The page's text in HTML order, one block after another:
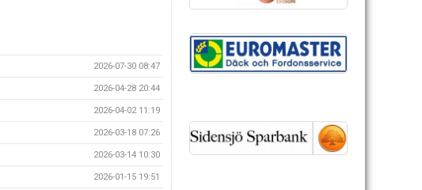
2026-07-30 08:47
2026-04-28 20:44
2026-04-02 11:19
2026-03-18 07:26
2026-03-14 10:30
2026-01-15 19:51